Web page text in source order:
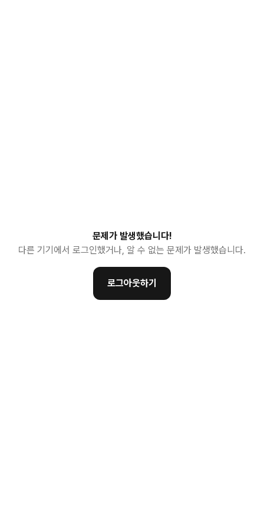
문제가 발생했습니다!
다른 기기에서 로그인했거나, 알 수 없는 문제가 발생했습니다.
로그아웃하기